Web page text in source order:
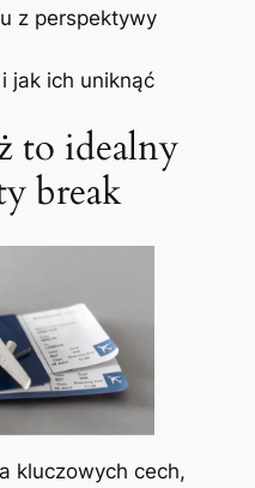
z perspektywy
jak ich uniknąć
to idealny
break
kluczowych cech,